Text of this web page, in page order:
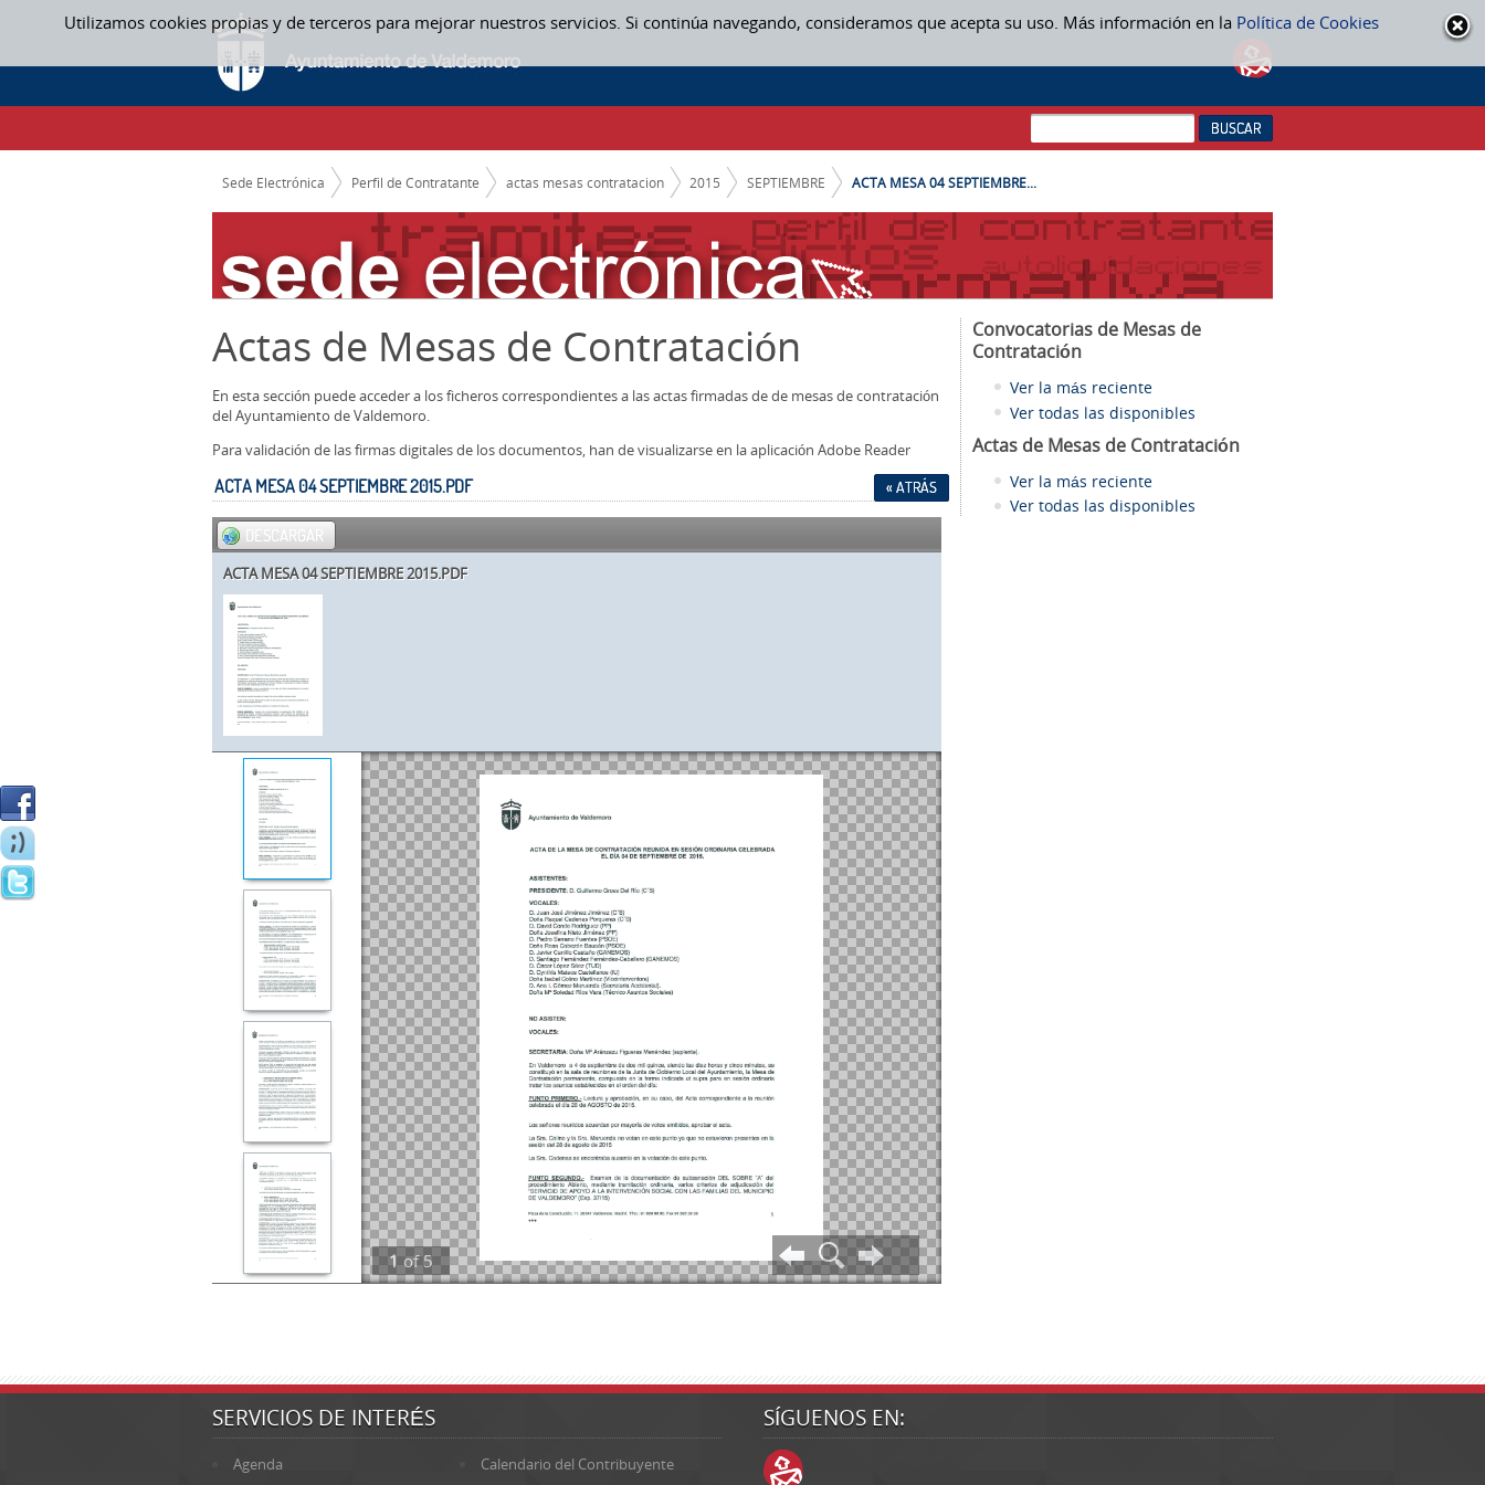
Utilizamos cookies propias y de terceros para mejorar nuestros servicios. Si continúa navegando, consideramos que acepta su uso. Más información en la Política de Cookies
Saltar al contenido
ACTAS MESAS CONTRATACION
CAMINO DE MIGAS
Sede Electrónica Perfil de Contratante actas mesas contratacion 2015 SEPTIEMBRE ACTA MESA 04 SEPTIEMBRE...
Actas de Mesas de Contratación
En esta sección puede acceder a los ficheros correspondientes a las actas firmadas de de mesas de contratación
del Ayuntamiento de Valdemoro.
Para validación de las firmas digitales de los documentos, han de visualizarse en la aplicación Adobe Reader
« ATRÁS
ACTA MESA 04 SEPTIEMBRE 2015.PDF
DESCARGAR
ACTA MESA 04 SEPTIEMBRE 2015.PDF
1 of 5
Convocatorias de Mesas de
Contratación
Ver la más reciente
Ver todas las disponibles
Actas de Mesas de Contratación
Ver la más reciente
Ver todas las disponibles
SERVICIOS DE INTERÉS
Agenda
Calendario del Contribuyente
SÍGUENOS EN: